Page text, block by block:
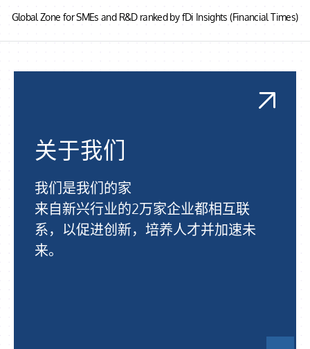
Global Zone for SMEs and R&D ranked by fDi Insights (Financial Times)
关于我们
我们是我们的家
来自新兴行业的2万家企业都相互联
系，以促进创新，培养人才并加速未
来。